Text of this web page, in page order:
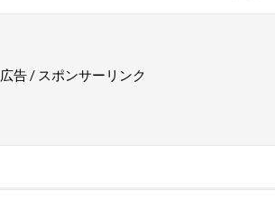
広告 / スポンサーリンク